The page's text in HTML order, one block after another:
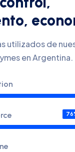
utilizados de
en Argentina.